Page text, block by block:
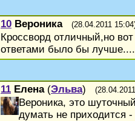
10 Вероника (28.04.2011
Кроссворд отличный,но
ответами было бы
11 Елена(Эльва)
Вероника, это
думать не приходится